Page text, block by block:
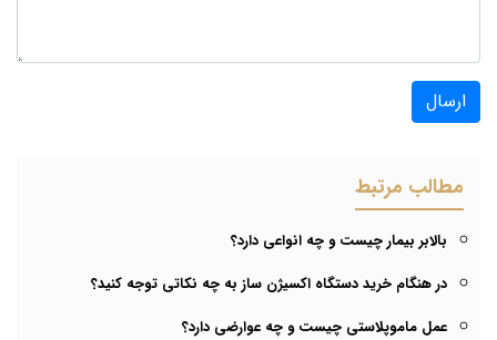
ارسال
مطالب مرتبط
بالابر بیمار چیست و چه انواعی دارد؟
در هنگام خرید دستگاه اکسیژن ساز به چه نکاتی توجه کنید؟
عمل ماموپلاستی چیست و چه عوارضی دارد؟